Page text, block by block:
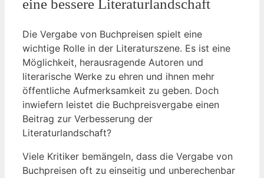
eine bessere Literaturlandschaft
Die Vergabe von Buchpreisen spielt eine
wichtige Rolle in der Literaturszene. Es ist eine
Möglichkeit, herausragende Autoren und
literarische Werke zu ehren und ihnen mehr
öffentliche Aufmerksamkeit zu geben. Doch
inwiefern leistet die Buchpreisvergabe einen
Beitrag zur Verbesserung der
Literaturlandschaft?
Viele Kritiker bemängeln, dass die Vergabe von
Buchpreisen oft zu einseitig und unberechenbar